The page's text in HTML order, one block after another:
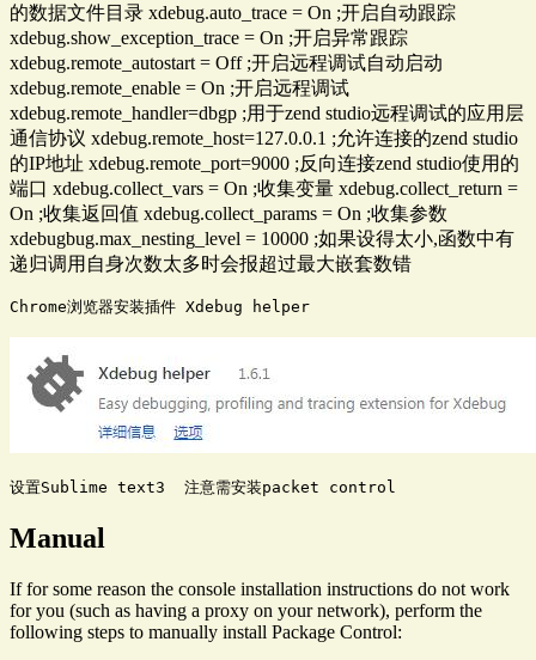
的数据文件目录 xdebug.auto_trace = On ;开启自动跟踪
xdebug.show_exception_trace = On ;开启异常跟踪
xdebug.remote_autostart = Off ;开启远程调试自动启动
xdebug.remote_enable = On ;开启远程调试
xdebug.remote_handler=dbgp ;用于zend studio远程调试的应用层
通信协议 xdebug.remote_host=127.0.0.1 ;允许连接的zend studio
的IP地址 xdebug.remote_port=9000 ;反向连接zend studio使用的
端口 xdebug.collect_vars = On ;收集变量 xdebug.collect_return =
On ;收集返回值 xdebug.collect_params = On ;收集参数
xdebugbug.max_nesting_level = 10000 ;如果设得太小,函数中有
递归调用自身次数太多时会报超过最大嵌套数错
Chrome浏览器安装插件 Xdebug helper
设置Sublime text3  注意需安装packet control
Manual
If for some reason the console installation instructions do not work
for you (such as having a proxy on your network), perform the
following steps to manually install Package Control: